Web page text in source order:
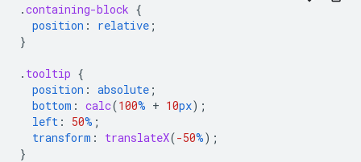
.containing-block {
position : relative ;
}
. tooltip {
position : absolute ;
bottom : calc(100% + 10px);
left : 50% ;
transform : translateX(-50%);
}